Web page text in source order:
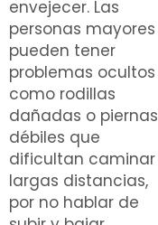
envejecer. Las
personas mayores
pueden tener
problemas ocultos
como rodillas
dañadas o piernas
débiles que
dificultan caminar
largas distancias,
por no hablar de